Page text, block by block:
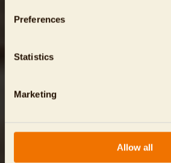
Preferences
Statistics
Marketing
Allow all